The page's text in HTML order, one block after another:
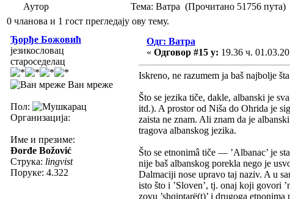
Аутор
Тема: Ватра (Прочитано 51756 пута)
0 чланова и 1 гост прегледају ову тему.
Ђорђе Божовић
језикословац
староседелац
Ван мреже
Пол:
Организација:
Име и презиме:
Đorđe Božović
Струка: lingvist
Поруке: 4.322
Одг: Ватра
« Одговор #15 у: 19.36 ч.
Iskreno, ne razumem ja baš najbolje
Što se jezika tiče, dakle, albanski je
itd.). A prostor od Niša do Ohrida je
zaista ne znam. Ali znam da je albanski
tragova albanskog jezika.
Što se etnonimâ tiče — ’Albanac’ je
nije baš albanskog porekla nego je
Dalmaciji nose upravo taj naziv. A u
isto što i ’Sloven’, tj. onaj koji govori
zovu ’shqiptarë(t)’ i drugoga etnonima